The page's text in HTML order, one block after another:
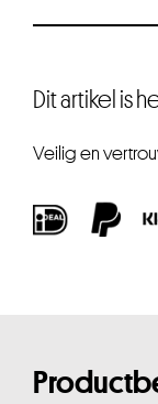
Dit artikel is
Veilig en